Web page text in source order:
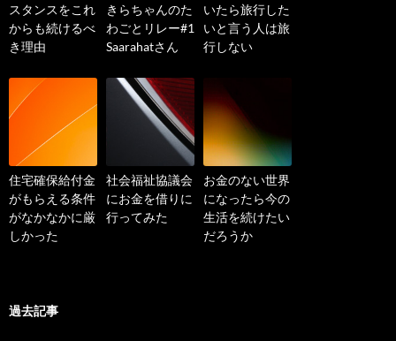
スタンスをこれ
からも続けるべ
き理由
きらちゃんのた
わごとリレー#1
Saarahatさん
いたら旅行した
いと言う人は旅
行しない
住宅確保給付金
がもらえる条件
がなかなかに厳
しかった
社会福祉協議会
にお金を借りに
行ってみた
お金のない世界
になったら今の
生活を続けたい
だろうか
過去記事